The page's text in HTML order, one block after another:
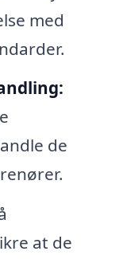
med
de
at de